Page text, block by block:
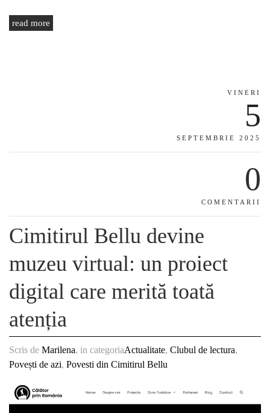
read more
VINERI
5
SEPTEMBRIE 2025
0
COMENTARII
Cimitirul Bellu devine
muzeu virtual: un proiect
digital care merită toată
atenția
Scris de Marilena, in categoriaActualitate, Clubul de lectura,
Povești de azi, Povesti din Cimitirul Bellu